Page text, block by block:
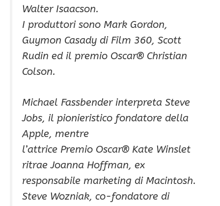
Walter Isaacson.
I produttori sono Mark Gordon,
Guymon Casady di Film 360, Scott
Rudin ed il premio Oscar® Christian
Colson.
Michael Fassbender interpreta Steve
Jobs, il pionieristico fondatore della
Apple, mentre
l’attrice Premio Oscar® Kate Winslet
ritrae Joanna Hoffman, ex
responsabile marketing di Macintosh.
Steve Wozniak, co-fondatore di